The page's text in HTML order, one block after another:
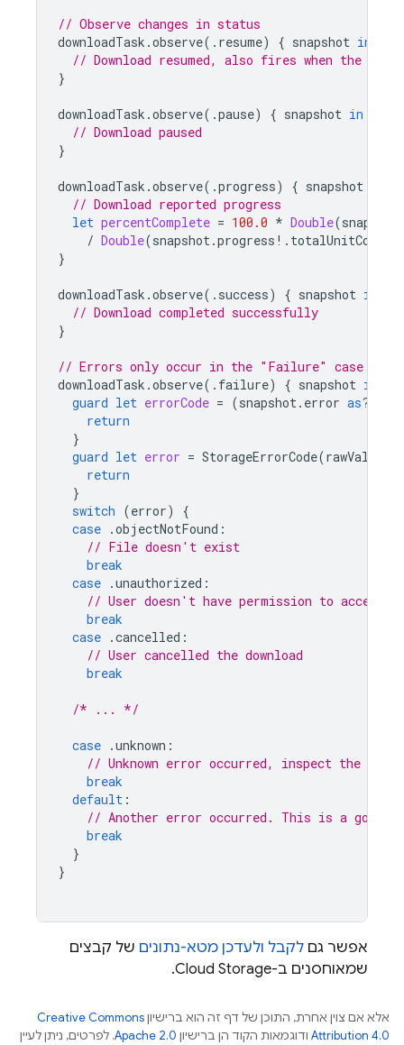
// Observe changes in status
downloadTask .observe(. resume) { snapshot in
// Download resumed, also fires when the
}
downloadTask .observe(.pause) { snapshot in
// Download paused
}
downloadTask .observe(.progress) { snapshot
// Download reported progress
let percentComplete = 100.0 * Double(snapshot
/ Double(snapshot.progress !. totalUnitCount
}
downloadTask .observe(. success) { snapshot in
// Download completed successfully
}
// Errors only occur in the "Failure" case
downloadTask .observe(. failure) { snapshot in
guard let errorCode = (snapshot. error as?
return
}
guard let error = StorageErrorCode(rawValue
return
}
switch (error)
{
case .objectNotFound :
// File doesn't exist
break
case .unauthorized :
// User doesn't have permission to access
break
case .cancelled :
// User cancelled the download
break
/* ... */
case .unknown :
// Unknown error occurred, inspect the
break
default :
// Another error occurred. This is a good
break
}
}
אפשר גם לקבל ולעדכן מטא-נתונים של קבצים
שמאוחסנים ב-Cloud Storage
.
אלא אם צוין אחרת, התוכן של דף זה הוא ברישיוןCreative Commons
Attribution 4.0 ודוגמאות הקוד הן ברישיון Apache 2.0. לפרטים, ניתן לעיין